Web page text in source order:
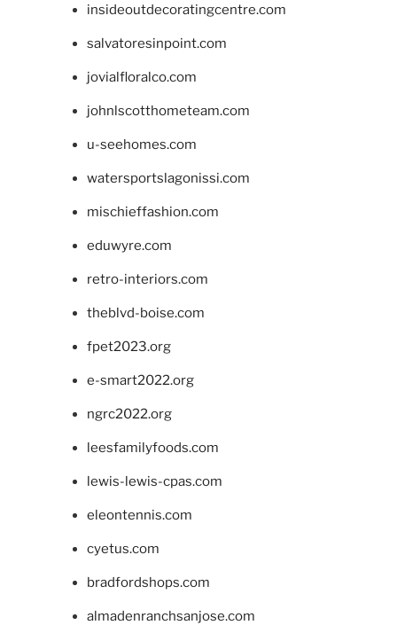
insideoutdecoratingcentre.com
salvatoresinpoint.com
jovialfloralco.com
johnlscotthometeam.com
u-seehomes.com
watersportslagonissi.com
mischieffashion.com
eduwyre.com
retro-interiors.com
theblvd-boise.com
fpet2023.org
e-smart2022.org
ngrc2022.org
leesfamilyfoods.com
lewis-lewis-cpas.com
eleontennis.com
cyetus.com
bradfordshops.com
almadenranchsanjose.com